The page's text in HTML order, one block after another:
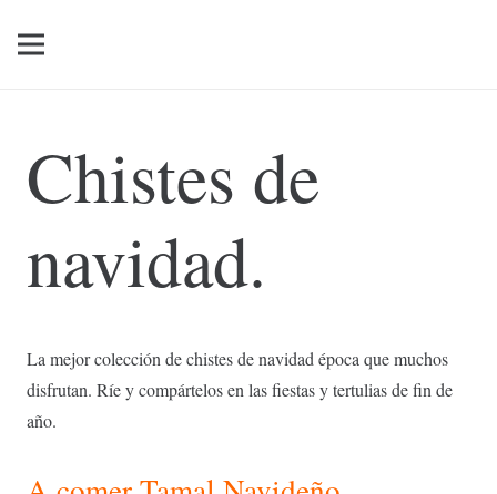
Chistes de
navidad.
La mejor colección de chistes de navidad época que muchos
disfrutan. Ríe y compártelos en las fiestas y tertulias de fin de
año.